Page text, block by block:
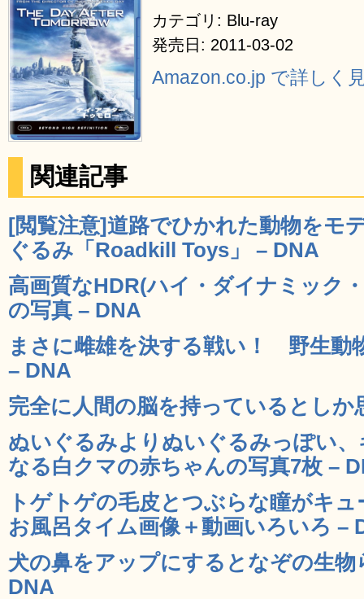
カテゴリ: Blu-ray
発売日: 2011-03-02
Amazon.co.jp で詳しく
関連記事
[閲覧注意]道路でひかれた動物をモ
ぐるみ「Roadkill Toys」 – DNA
高画質なHDR(ハイ・ダイナミック
の写真 – DNA
まさに雌雄を決する戦い！ 野生動
– DNA
完全に人間の脳を持っているとしか
ぬいぐるみよりぬいぐるみっぽい
なる白クマの赤ちゃんの写真7枚 –
トゲトゲの毛皮とつぶらな瞳がキ
お風呂タイム画像＋動画いろいろ –
犬の鼻をアップにするとなぞの生
DNA